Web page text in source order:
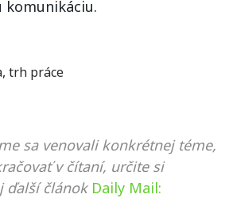
, trh práce
sa venovali konkrétnej téme,
v čítaní, určite si
ďalší článok Daily Mail: